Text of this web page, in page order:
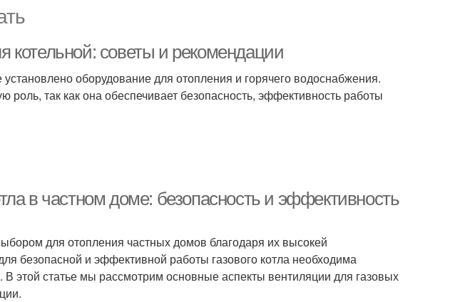
котельной: советы и рекомендации
оборудование для отопления и горячего водоснабжения.
роль, так как она обеспечивает безопасность, эффективность работы
в частном доме: безопасность и эффективность
для отопления частных домов благодаря их высокей
безопасной и эффективной работы газового котла необходима
этой статье мы рассмотрим основные аспекты вентиляции для газовых